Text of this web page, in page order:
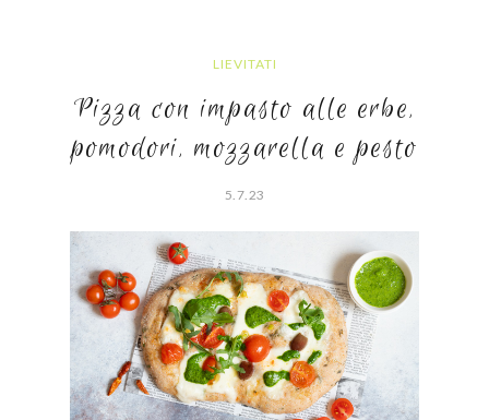
LIEVITATI
Pizza con impasto alle erbe,
pomodori, mozzarella e pesto
5.7.23